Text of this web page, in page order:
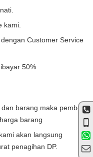
kami.
Customer Service
50%
barang maka pembeli
barang
akan langsung
penagihan DP.